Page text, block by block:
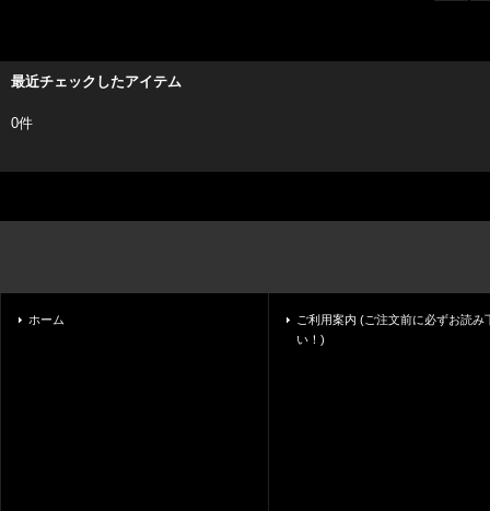
最近チェックしたアイテム
0件
ホーム
ご利用案内 (ご注文前に必ずお読み
い！)